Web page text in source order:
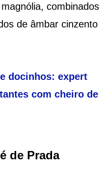
combinados
de âmbar cinzento
docinhos: expert
com cheiro de
de Prada